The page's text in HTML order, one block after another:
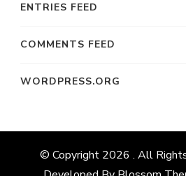
ENTRIES FEED
COMMENTS FEED
WORDPRESS.ORG
© Copyright 2026 . All